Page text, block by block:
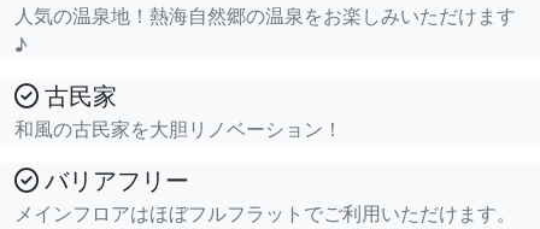
人気の温泉地！熱海自然郷の温泉をお楽しみいただけます
♪
古民家
和風の古民家を大胆リノベーション！
バリアフリー
メインフロアはほぼフルフラットでご利用いただけます。